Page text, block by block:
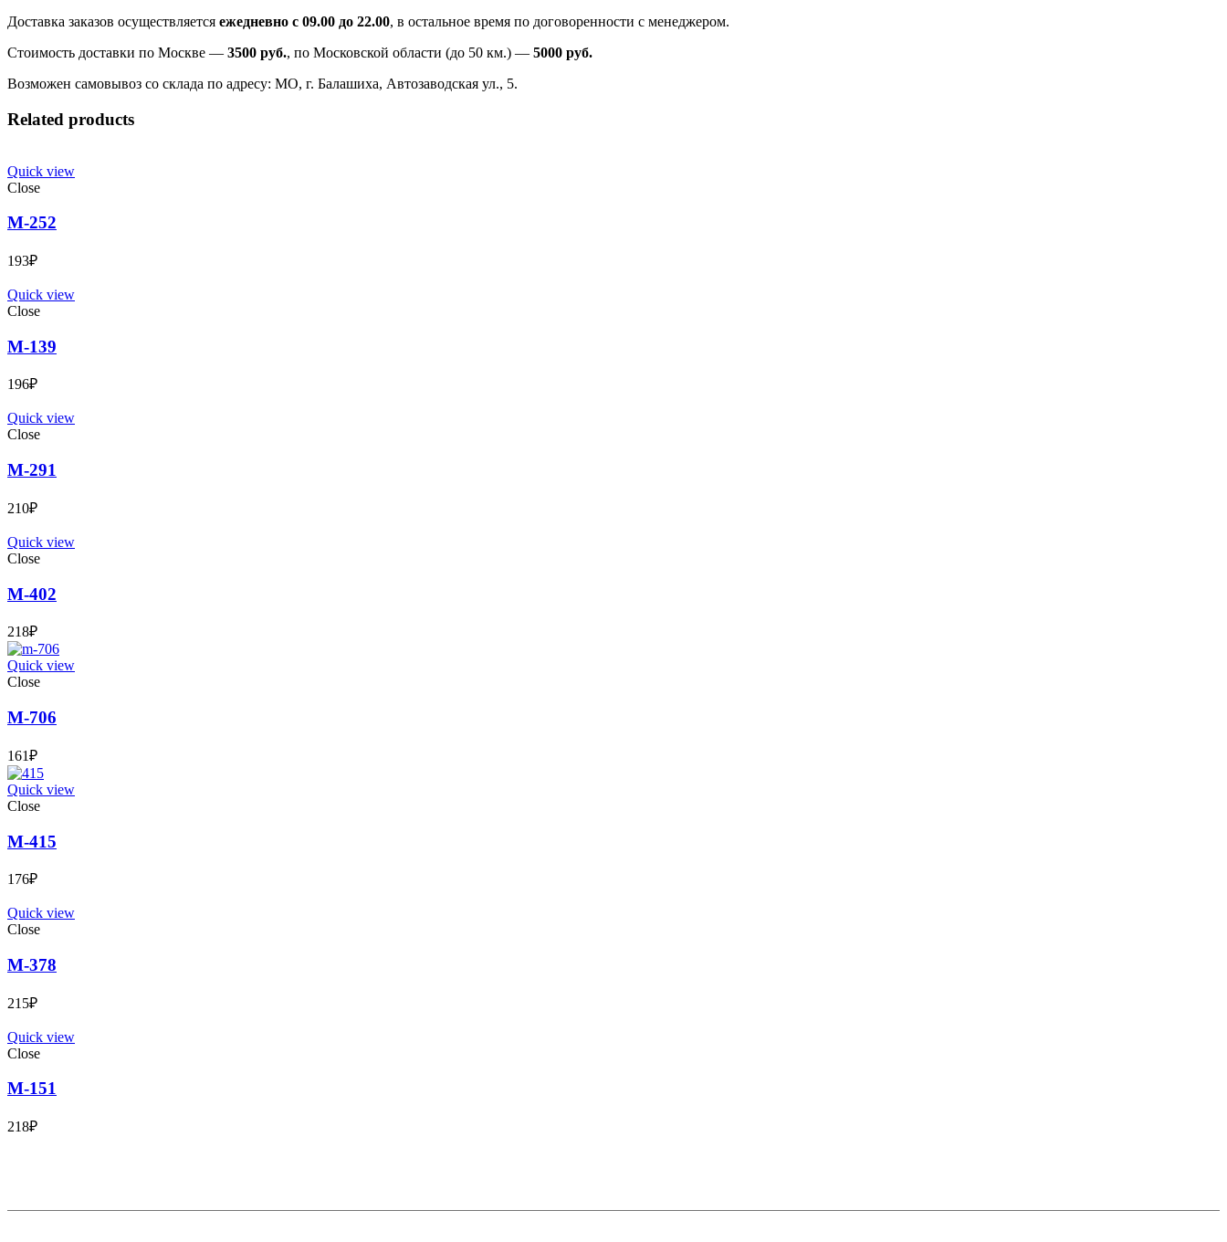
Доставка заказов осуществляется ежедневно с 09.00 до 22.00, в остальное время по договоренности с менеджером.
Стоимость доставки по Москве — 3500 руб., по Московской области (до 50 км.) — 5000 руб.
Возможен самовывоз со склада по адресу: МО, г. Балашиха, Автозаводская ул., 5.
Related products
Quick view
Close
М-252
193₽
Quick view
Close
М-139
196₽
Quick view
Close
М-291
210₽
Quick view
Close
М-402
218₽
Quick view
Close
М-706
161₽
Quick view
Close
М-415
176₽
Quick view
Close
М-378
215₽
Quick view
Close
М-151
218₽